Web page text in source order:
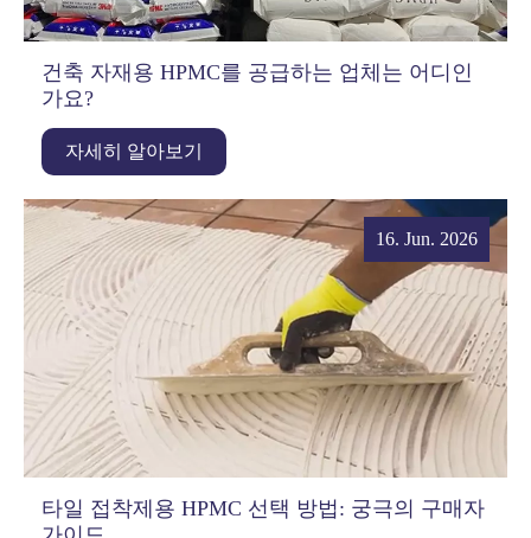
건축 자재용 HPMC를 공급하는 업체는 어디인
가요?
자세히 알아보기
16. Jun. 2026
타일 접착제용 HPMC 선택 방법: 궁극의 구매자